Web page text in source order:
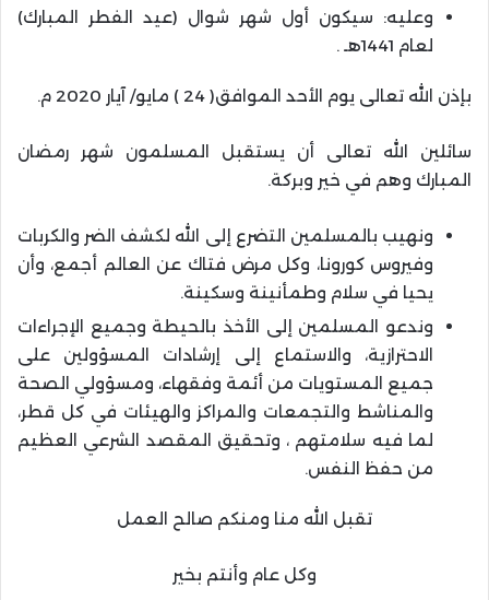
وعليه: سيكون أول شهر شوال (عيد الفطر المبارك)
لعام 1441هـ .
بإذن الله تعالى يوم الأحد الموافق( 24 ) مايو/ آيار 2020 م.
سائلين الله تعالى أن يستقبل المسلمون شهر رمضان
المبارك وهم في خير وبركة.
ونهيب بالمسلمين التضرع إلى الله لكشف الضر والكربات
وفيروس كورونا، وكل مرض فتاك عن العالم أجمع، وأن
يحيا في سلام وطمأنينة وسكينة.
وندعو المسلمين إلى الأخذ بالحيطة وجميع الإجراءات
الاحترازية، والاستماع إلى إرشادات المسؤولين على
جميع المستويات من أئمة وفقهاء، ومسؤولي الصحة
والمناشط والتجمعات والمراكز والهيئات في كل قطر،
لما فيه سلامتهم ، وتحقيق المقصد الشرعي العظيم
من حفظ النفس.
تقبل الله منا ومنكم صالح العمل
وكل عام وأنتم بخير